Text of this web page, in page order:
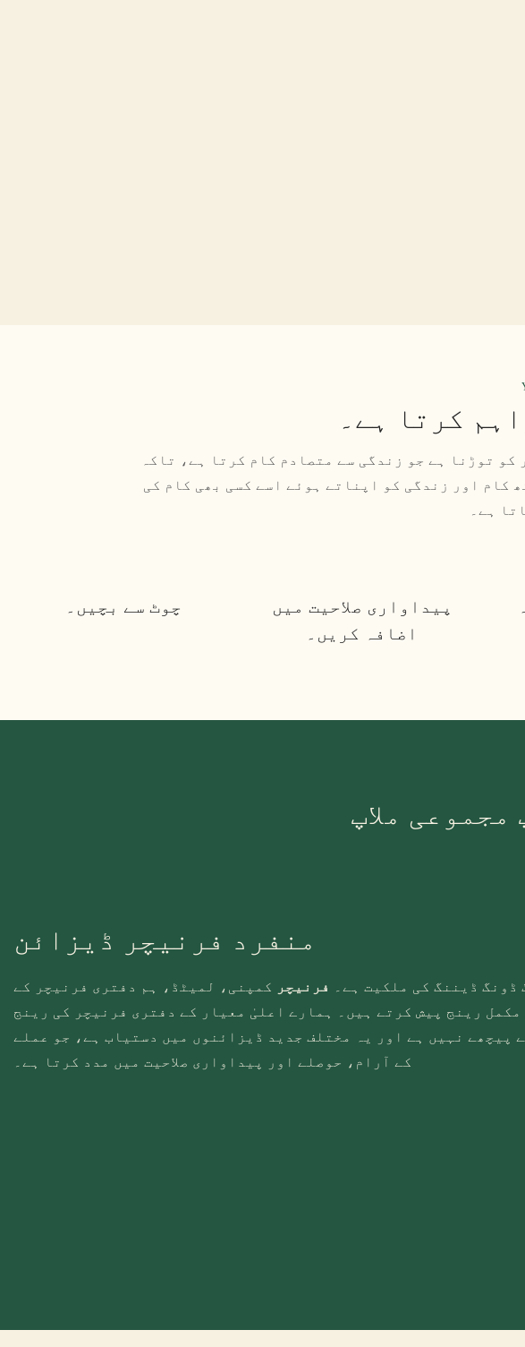
کرتا ہے۔
کو توڑنا ہے جو زندگی سے متصادم کام کرتا ہے، تاکہ
کام اور زندگی کو اپناتے ہوئے اسے کسی بھی کام کی
ہے۔
چوٹ سے بچیں۔
پیداواری صلاحیت میں
اضافہ کریں۔
ملاپ
منفرد فرنیچر ڈیزائن
ڈونگ ڈیننگ کی ملکیت ہے۔ فرنیچر کمپنی، لمیٹڈ، ہم دفتری فرنیچر کے
مکمل رینج پیش کرتے ہیں۔ ہمارے اعلیٰ معیار کے دفتری فرنیچر کی رینج
پیچھے نہیں ہے اور یہ مختلف جدید ڈیزائنوں میں دستیاب ہے، جو عملے
کے آرام، حوصلے اور پیداواری صلاحیت میں مدد کرتا ہے۔